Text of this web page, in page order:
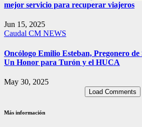
mejor servicio para recuperar viajeros
Jun 15, 2025
Caudal CM NEWS
Oncólogo Emilio Esteban, Pregonero
Un Honor para Turón y el HUCA
May 30, 2025
Load Comments
Más información